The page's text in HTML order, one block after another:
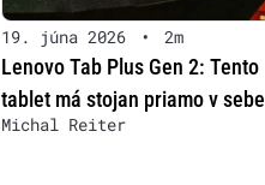
19. júna 2026 • 2m
Lenovo Tab Plus Gen 2: Tento
tablet má stojan priamo v sebe
Michal Reiter